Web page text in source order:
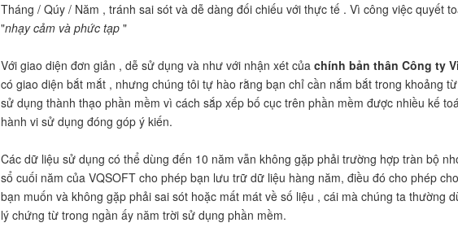
Tháng / Qúy / Năm , tránh sai sót và dễ dàng đối chiếu với thực tế . Vì công việc quyết
"nhạy cảm và phức tạp"
Với giao diện đơn giản , dễ sử dụng và như với nhận xét của chính bản thân Công ty
có giao diện bắt mắt , nhưng chúng tôi tự hào rằng bạn chỉ cần nắm bắt trong khoảng
sử dụng thành thạo phần mềm vì cách sắp xếp bố cục trên phần mềm được nhiều kế
hành vi sử dụng đóng góp ý kiến.
Các dữ liệu sử dụng có thể dùng đến 10 năm vẫn không gặp phải trường hợp tràn bộ
sổ cuối năm của VQSOFT cho phép bạn lưu trữ dữ liệu hàng năm, điều đó cho phép
bạn muốn và không gặp phải sai sót hoặc mất mát về số liệu , cái mà chúng ta thường
lý chứng từ trong ngần ấy năm trời sử dụng phần mềm.